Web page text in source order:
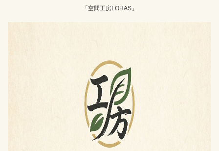
「空間工房LOHAS」